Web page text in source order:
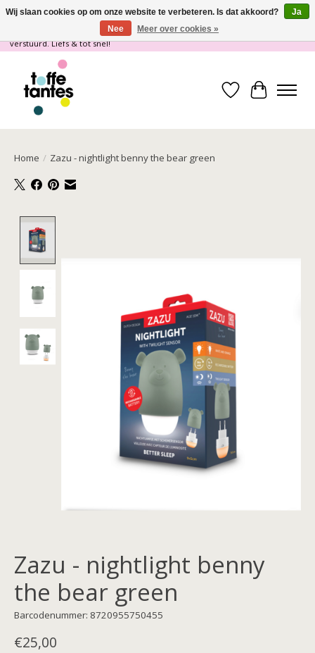
Wij gaan op vakantie! vanaf 4 juli t/m 21 juli worden er geen pakketjes
verstuurd. Liefs & tot snel!
Verlanglijst
Home / Zazu - nightlight benny the bear green
Zazu - nightlight benny
the bear green
Barcodenummer: 8720955750455
€25,00
Wij slaan cookies op om onze website te verbeteren. Is dat akkoord?
Ja
Nee
Meer over cookies »